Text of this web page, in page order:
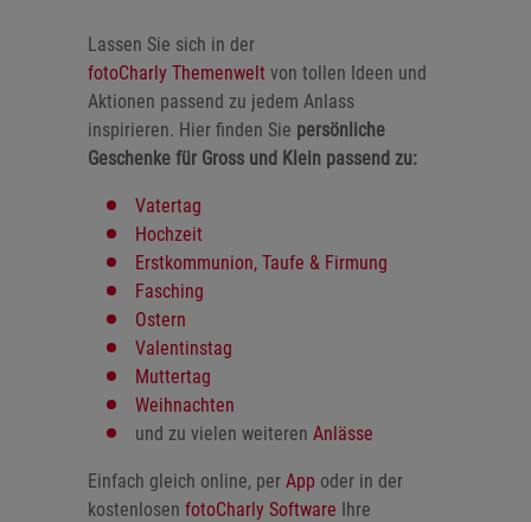
Lassen Sie sich in der
fotoCharly Themenwelt von tollen Ideen und
Aktionen passend zu jedem Anlass
inspirieren. Hier finden Sie persönliche
Geschenke für Gross und Klein passend zu:
Vatertag
Hochzeit
Erstkommunion, Taufe & Firmung
Fasching
Ostern
Valentinstag
Muttertag
Weihnachten
und zu vielen weiteren Anlässe
Einfach gleich online, per App oder in der
kostenlosen fotoCharly Software Ihre